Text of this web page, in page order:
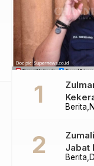
Berita
Berita
Jabat